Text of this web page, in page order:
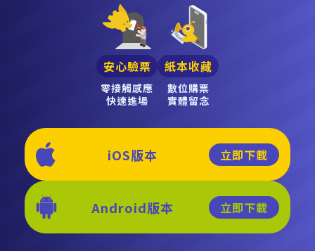
安心驗票
零接觸感應
快速進場
紙本收藏
數位購票
實體留念
iOS版本 立即下載
Android版本 立即下載